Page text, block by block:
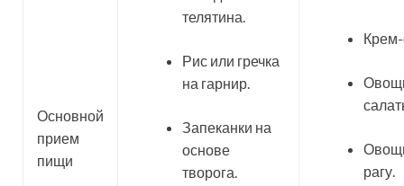
Основной
прием
пищи
телятина.
Рис или гречка
на гарнир.
Запеканки на
основе
творога.
Крем-
рагу.